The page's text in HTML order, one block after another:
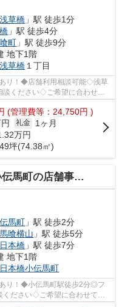
浅草橋 」駅 徒歩1分
」駅 徒歩4分
町 」駅 徒歩9分
地下1階
浅草橋 １丁目
り！◆店舗利用相談可能◇浅草
ください◇ご希望に合わせて
わ...
(管理費等：24,750円 )
礼金 1ヶ月
万円
坪(74.38㎡)
町の店舗事務所
馬町 」駅 徒歩2分
馬喰横山 」駅 徒歩5分
本橋 」駅 徒歩7分
地下1階
日本橋小伝馬町
り！◆小伝馬町駅徒歩2分◎フ
ださい◇ご希望に合わせて物